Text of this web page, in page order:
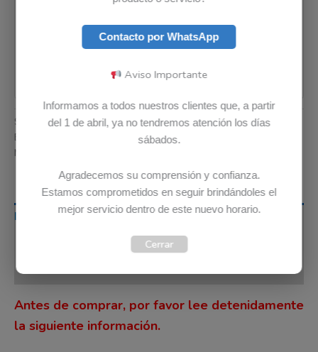
SKU: 5A19A464M5 Categoría:Cargadores
Etiquetas:
Garantia 12 meses
Marca:
Descripción
Valoraciones (0)
Antes de comprar, por favor lee detenidamente
la siguiente información.
Contacto por WhatsApp
Aviso Importante
Informamos a todos nuestros clientes que, a partir
del 1 de abril, ya no tendremos atención los días
sábados.
Agradecemos su comprensión y confianza.
Estamos comprometidos en seguir brindándoles el
mejor servicio dentro de este nuevo horario.
Cerrar